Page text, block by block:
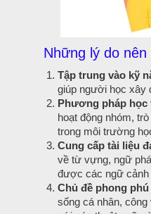
Những lý do nên
Tập trung vào kỹ
giúp người học xây
Phương pháp
hoạt động nhóm,
trong môi trường
Cung cấp tài liệu
về từ vựng, ngữ
được các ngữ cảnh
Chủ đề phong
sống cá nhân,